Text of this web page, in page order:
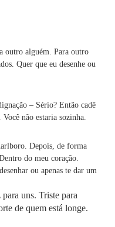
outro alguém. Para outro
Quer que eu desenhe ou
– Sério? Então cadê
não estaria sozinha.
Depois, de forma
do meu coração.
ou apenas te dar um
uns. Triste para
de quem está longe.